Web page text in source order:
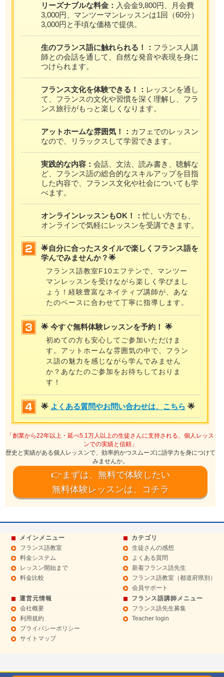
リーズナブルな料金： 入会金9,800円、月会費
3,000円、マンツーマンレッスンは1回（60分）
3,000円と手頃な価格で提供。
生のフランス語に触れられる！： フランス人講
師との会話を通して、自然な発音や表現を身に
つけられます。
フランス文化を体験できる！： レッスンを通し
て、フランスの文化や習慣を深く理解し、フラ
ンス旅行がもっと楽しくなります。
アットホームな雰囲気！： カフェでのレッスン
なので、リラックスして学習できます。
実践的な内容： 会話、文法、読み書き、聴解な
ど、フランス語の総合的なスキルアップを目指
した内容で、フランス文化や社会についても学
べます。
オンラインレッスンもOK！：忙しい方でも、
オンラインで気軽にレッスンを受講できます。
🌟自分に合ったスタイルで楽しくフランス語を
学んでみませんか？🌟
フランス語教室F10エフテンで、マンツー
マンレッスンを受けながら楽しく学びまし
ょう！経験豊富なネイティブ講師が、あな
たのペースに合わせて丁寧に指導します。
🌟 今すぐ無料体験レッスンを予約！ 🌟
初めての方も安心してご参加いただけま
す。アットホームな雰囲気の中で、フラン
ス語の魅力を感じながら学んでみません
か？あなたのご参加をお待ちしておりま
す！
🌟 よくある質問やお問い合わせは、こちら 🌟
「創業から22年以上・延べ5.1万人以上の生徒さんに支持される、個人レッス
ンでの実績と信頼」
歴史と実績がある個人レッスンで、効率的かつスムーズに語学力を身につけて
みませんか。
👉まずは、無料で体験したい
無料体験レッスンは、コチラ
メインメニュー
フランス語教室
料金システム
レッスン開始まで
料金比較
カテゴリ
生徒さんの感想
よくある質問
新着フランス語先生
フランス語教室（都道府県別）
会員サポート
運営元情報
会社概要
利用規約
プライバシーポリシー
サイトマップ
フランス語講師メニュー
フランス語先生募集
Teacher login